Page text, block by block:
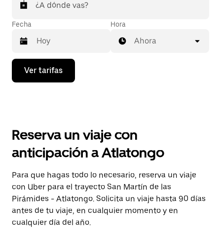
¿A dónde vas?
Fecha
Presiona
flecha
el
y
selecciona
una
fecha.
Presiona
la
tecla Esc
para
cerrar
Hora
Ahora
Ver tarifas
Reserva un viaje con
anticipación a Atlatongo
Para que hagas todo lo necesario, reserva un viaje
con Uber para el trayecto San Martín de las
Pirámides - Atlatongo. Solicita un viaje hasta 90 días
antes de tu viaje, en cualquier momento y en
cualquier día del año.